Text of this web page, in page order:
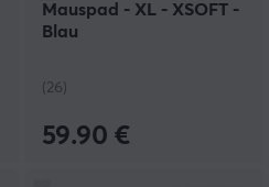
Mauspad - XL - XSOFT -
Blau
(26)
59.90 €